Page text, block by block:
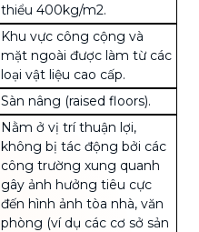
thiểu 400kg/m2.
Khu vực công cộng và
mặt ngoài được làm từ các
loại vật liệu cao cấp.
Sàn nâng (raised floors).
Nằm ở vị trí thuận lợi,
không bị tác động bởi các
công trường xung quanh
gây ảnh hưởng tiêu cực
đến hình ảnh tòa nhà, văn
phòng (ví dụ các cơ sở sản